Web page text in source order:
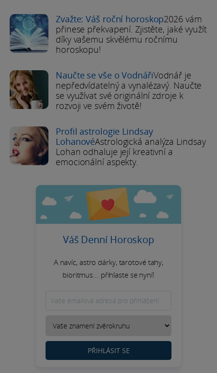
Zvažte: Váš roční horoskop2026 vám
přinese překvapení. Zjistěte, jaké využít
díky vašemu skvělému ročnímu
horoskopu!
Naučte se vše o VodnářiVodnář je
nepředvídatelný a vynalézavý. Naučte
se využívat své originální zdroje k
rozvoji ve svém životě!
Profil astrologie Lindsay
LohanovéAstrologická analýza Lindsay
Lohan odhaluje její kreativní a
emocionální aspekty.
Váš Denní Horoskop
A navíc, astro dárky, tarotové tahy,
bioritmus... přihlaste se nyní!
PŘIHLÁSIT SE